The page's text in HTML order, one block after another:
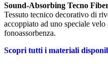
Sound-Absorbing Tecno
Tessuto tecnico decorativo di
accoppiato ad uno speciale velo
fonoassorbenza.
Scopri tutti i materiali